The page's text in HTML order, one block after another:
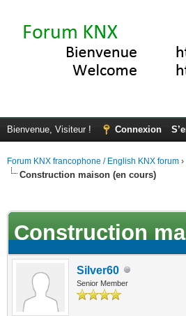
Bienvenue, Visiteur ! Connexion
Forum KNX francophone / English KNX forum ›
Construction maison (en cours)
Construction
Silver60
Senior Member